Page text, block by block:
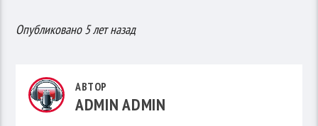
Опубликовано 5 лет назад
АВТОР
ADMIN ADMIN